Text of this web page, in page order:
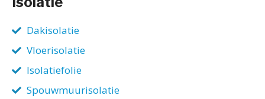
Dakisolatie
Vloerisolatie
Isolatiefolie
Spouwmuurisolatie